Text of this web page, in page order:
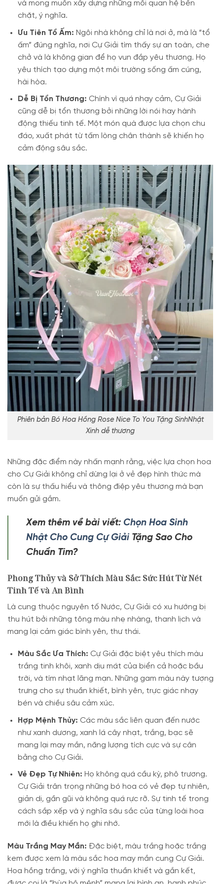
và mong muốn xây dựng những mối quan hệ bền
chặt, ý nghĩa.
Ưu Tiên Tổ Ấm: Ngôi nhà không chỉ là nơi ở, mà là “tổ
ấm” đúng nghĩa, nơi Cự Giải tìm thấy sự an toàn, che
chở và là không gian để họ vun đắp yêu thương. Họ
yêu thích tạo dựng một môi trường sống ấm cúng,
hài hòa.
Dễ Bị Tổn Thương: Chính vì quá nhạy cảm, Cự Giải
cũng dễ bị tổn thương bởi những lời nói hay hành
động thiếu tinh tế. Một món quà được lựa chọn chu
đáo, xuất phát từ tấm lòng chân thành sẽ khiến họ
cảm động sâu sắc.
Phiên bản Bó Hoa Hồng Rose Nice To You Tặng SinhNhật
Xinh dễ thương
Những đặc điểm này nhấn mạnh rằng, việc lựa chọn hoa
cho Cự Giải không chỉ dừng lại ở vẻ đẹp hình thức mà
còn là sự thấu hiểu và thông điệp yêu thương mà bạn
muốn gửi gắm.
Xem thêm về bài viết: Chọn Hoa Sinh
Nhật Cho Cung Cự Giải Tặng Sao Cho
Chuẩn Tim?
Phong Thủy và Sở Thích Màu Sắc: Sức Hút Từ Nét
Tinh Tế và An Bình
Là cung thuộc nguyên tố Nước, Cự Giải có xu hướng bị
thu hút bởi những tông màu nhẹ nhàng, thanh lịch và
mang lại cảm giác bình yên, thư thái.
Màu Sắc Ưa Thích: Cự Giải đặc biệt yêu thích màu
trắng tinh khôi, xanh dịu mát của biển cả hoặc bầu
trời, và tím nhạt lãng mạn. Những gam màu này tượng
trưng cho sự thuần khiết, bình yên, trực giác nhạy
bén và chiều sâu cảm xúc.
Hợp Mệnh Thủy: Các màu sắc liên quan đến nước
như xanh dương, xanh lá cây nhạt, trắng, bạc sẽ
mang lại may mắn, năng lượng tích cực và sự cân
bằng cho Cự Giải.
Vẻ Đẹp Tự Nhiên: Họ không quá cầu kỳ, phô trương.
Cự Giải trân trọng những bó hoa có vẻ đẹp tự nhiên,
giản dị, gần gũi và không quá rực rỡ. Sự tinh tế trong
cách sắp xếp và ý nghĩa sâu sắc của từng loài hoa
mới là điều khiến họ ghi nhớ.
Màu Trắng May Mắn: Đặc biệt, màu trắng hoặc trắng
kem được xem là màu sắc hoa may mắn cung Cự Giải.
Hoa hồng trắng, với ý nghĩa thuần khiết và gắn kết,